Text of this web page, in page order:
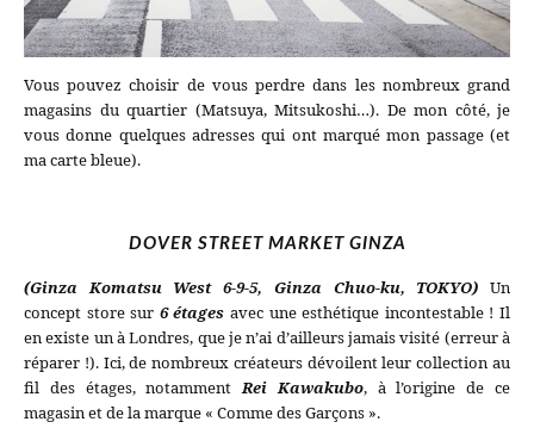
Vous pouvez choisir de vous perdre dans les nombreux grand
magasins du quartier (Matsuya, Mitsukoshi…). De mon côté, je
vous donne quelques adresses qui ont marqué mon passage (et
ma carte bleue).
DOVER STREET MARKET GINZA
(Ginza Komatsu West 6-9-5, Ginza Chuo-ku, TOKYO) Un
concept store sur 6 étages avec une esthétique incontestable ! Il
en existe un à Londres, que je n’ai d’ailleurs jamais visité (erreur à
réparer !). Ici, de nombreux créateurs dévoilent leur collection au
fil des étages, notammentRei Kawakubo, à l’origine de ce
magasin et de la marque « Comme des Garçons ».